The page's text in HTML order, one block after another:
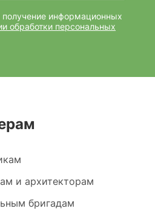
получение информационных
обработки персональных
и архитекторам
бригадам